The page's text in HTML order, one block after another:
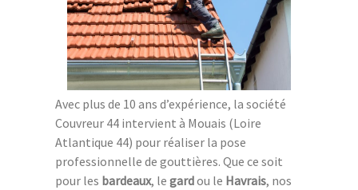
Avec plus de 10 ans d’expérience, la société
Couvreur 44 intervient à Mouais (Loire
Atlantique 44) pour réaliser la pose
professionnelle de gouttières. Que ce soit
pour les bardeaux, le gardou le Havrais, nos